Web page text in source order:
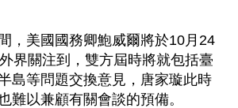
，美國國務卿鮑威爾將於10月24
界關注到，雙方屆時將就包括臺
島等問題交換意見，唐家璇此時
難以兼顧有關會談的預備。